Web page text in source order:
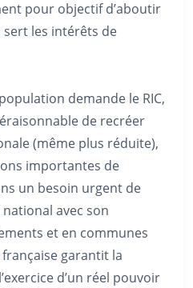
pour objectif d’aboutir
les intérêts de
demande le RIC,
de recréer
(même plus réduite),
importantes de
un besoin urgent de
avec son
et en communes
garantit la
d’un réel pouvoir